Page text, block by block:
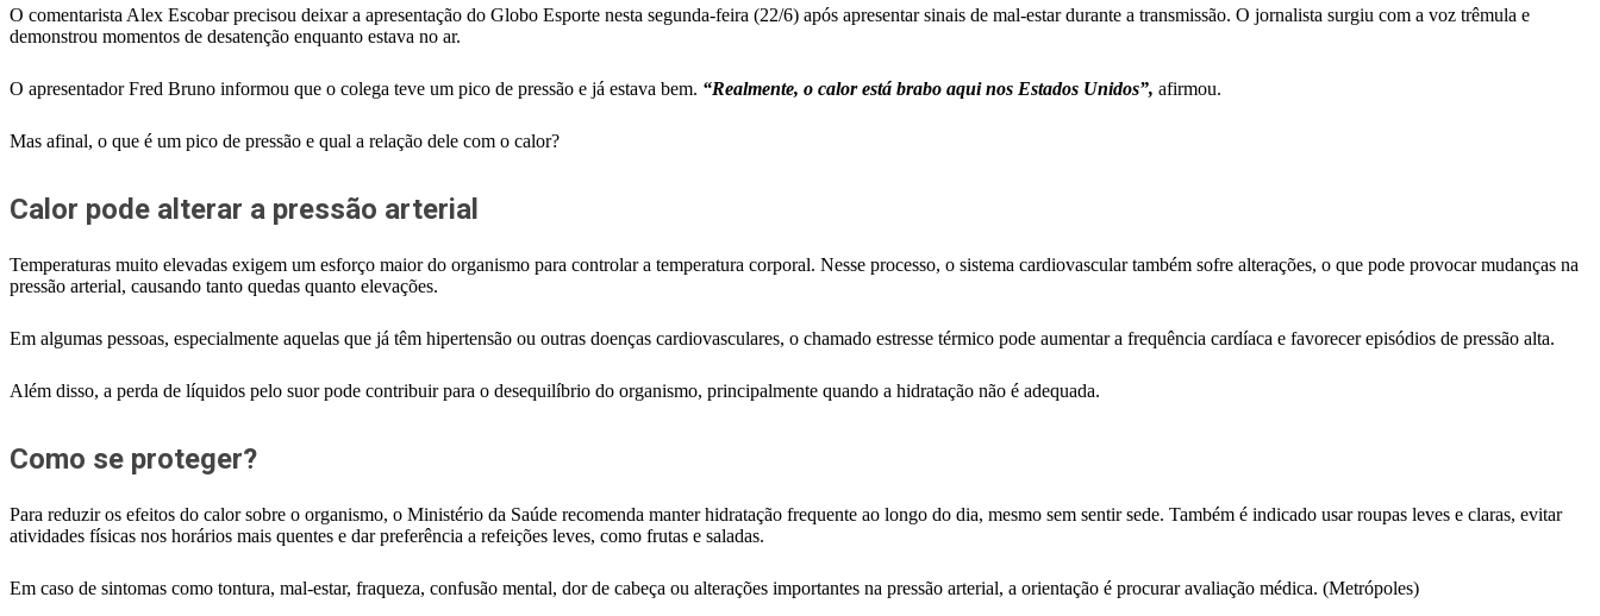
O comentarista Alex Escobar precisou deixar a apresentação do Globo Esporte nesta segunda-feira (22/6) após apresentar sinais de mal-estar durante a transmissão. O jornalista surgiu com a voz trêmula e
demonstrou momentos de desatenção enquanto estava no ar.
O apresentador Fred Bruno informou que o colega teve um pico de pressão e já estava bem. “Realmente, o calor está brabo aqui nos Estados Unidos”, afirmou.
Mas afinal, o que é um pico de pressão e qual a relação dele com o calor?
Calor pode alterar a pressão arterial
Temperaturas muito elevadas exigem um esforço maior do organismo para controlar a temperatura corporal. Nesse processo, o sistema cardiovascular também sofre alterações, o que pode provocar mudanças na
pressão arterial, causando tanto quedas quanto elevações.
Em algumas pessoas, especialmente aquelas que já têm hipertensão ou outras doenças cardiovasculares, o chamado estresse térmico pode aumentar a frequência cardíaca e favorecer episódios de pressão alta.
Além disso, a perda de líquidos pelo suor pode contribuir para o desequilíbrio do organismo, principalmente quando a hidratação não é adequada.
Como se proteger?
Para reduzir os efeitos do calor sobre o organismo, o Ministério da Saúde recomenda manter hidratação frequente ao longo do dia, mesmo sem sentir sede. Também é indicado usar roupas leves e claras, evitar
atividades físicas nos horários mais quentes e dar preferência a refeições leves, como frutas e saladas.
Em caso de sintomas como tontura, mal-estar, fraqueza, confusão mental, dor de cabeça ou alterações importantes na pressão arterial, a orientação é procurar avaliação médica. (Metrópoles)